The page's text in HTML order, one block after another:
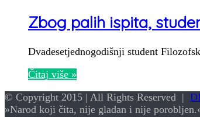
Zbog palih ispita,
Dvadesetjednogodišnji student
Čitaj više »
© Copyright 2015 | All Rights Reserved |
»Narod koji čita, nije gladan i nije